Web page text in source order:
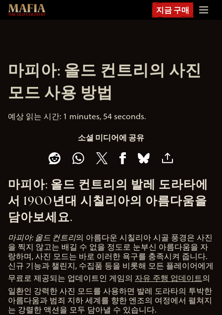
지금 구매
마피아: 올드 컨트리의 사진
모드 사용 방법
예상 읽는 시간 1 minutes, 54 seconds
소셜 미디어에 공유
마피아: 올드 컨트리의 발레 도라타에
서 1900년대 시칠리아의 아름다움을
담아보세요.
마피아: 올드 컨트리의 아름다운 시칠리아 시골 풍경은 사진
을 찍지 않고는 배길 수 없을 정도로 눈부신 아름다움을 자
랑하며, 사진 모드는 바로 이러한 욕구를 충족시켜 줍니다.
신규 기능과 챌린지, 수집품 등을 비롯해 모든 플레이어에게
무료로 제공되는 업데이트인 게임의 자유 주행 업데이트의
일환인 강력한 사진 모드를 사용하면 발레 도라타의 투박한
아름다움과 범죄 지하 세계를 향한 엔조의 여정에서 펼쳐지
는 강렬한 액션을 모두 담아낼 수 있습니다.